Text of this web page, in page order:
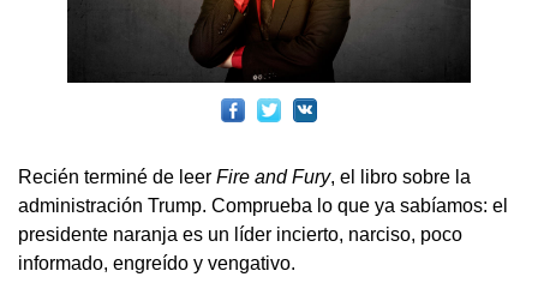
Recién terminé de leer Fire and Fury, el libro sobre la
administración Trump. Comprueba lo que ya sabíamos: el
presidente naranja es un líder incierto, narciso, poco
informado, engreído y vengativo.